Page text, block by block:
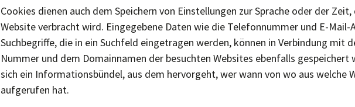
Cookies dienen auch dem Speichern von Einstellungen zur Sprache oder der
Website verbracht wird. Eingegebene Daten wie die Telefonnummer und E-Mail-
Suchbegriffe, die in ein Suchfeld eingetragen werden, können in Verbindung mit
Nummer und dem Domainnamen der besuchten Websites ebenfalls gespeichert
sich ein Informationsbündel, aus dem hervorgeht, wer wann von wo aus welche
aufgerufen hat.